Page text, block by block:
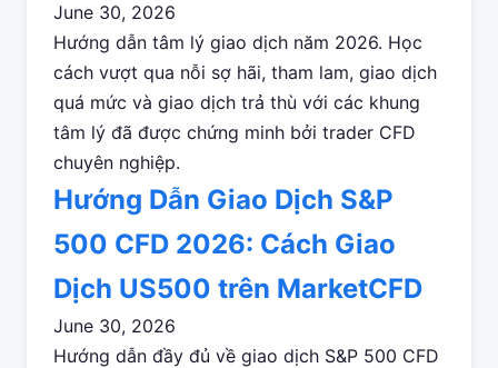
June 30, 2026
Hướng dẫn tâm lý giao dịch năm 2026. Học
cách vượt qua nỗi sợ hãi, tham lam, giao dịch
quá mức và giao dịch trả thù với các khung
tâm lý đã được chứng minh bởi trader CFD
chuyên nghiệp.
Hướng Dẫn Giao Dịch S&P
500 CFD 2026: Cách Giao
Dịch US500 trên MarketCFD
June 30, 2026
Hướng dẫn đầy đủ về giao dịch S&P 500 CFD